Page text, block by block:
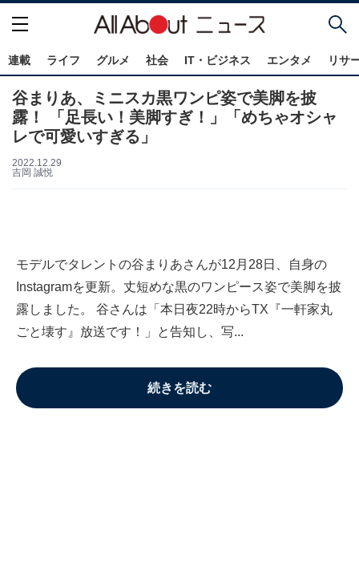
連載 ライフ グルメ 社会 IT・ビジネス エンタメ リサ
谷まりあ、ミニスカ黒ワンピ姿で美脚を披
露！ 「足長い！美脚すぎ！」「めちゃオシャ
レで可愛いすぎる」
2022.12.29
吉岡 誠悦
モデルでタレントの谷まりあさんが12月28日、自身の
Instagramを更新。丈短めな黒のワンピース姿で美脚を披
露しました。 谷さんは「本日夜22時からTX『一軒家丸
ごと壊す』放送です！」と告知し、写...
続きを読む